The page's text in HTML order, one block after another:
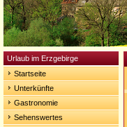
Urlaub im Erzgebirge
Startseite
Unterkünfte
Gastronomie
Sehenswertes